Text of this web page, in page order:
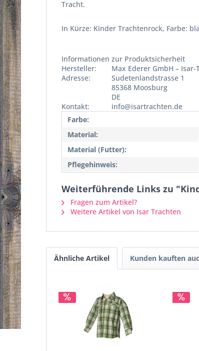
Tracht.
In Kürze: Kinder Trachtenrock, Farbe:
Informationen zur Produktsicherheit
Hersteller:
Max Ederer GmbH – Isar-
Adresse:
Sudetenlandstrasse 1
85368 Moosburg
DE
Kontakt:
info@isartrachten.de
Farbe:
Material:
Material (Futter):
Pflegehinweis:
Weiterführende Links zu
Fragen zum Artikel?
Weitere Artikel von Isar Trachten
Ähnliche Artikel Kunden kauften